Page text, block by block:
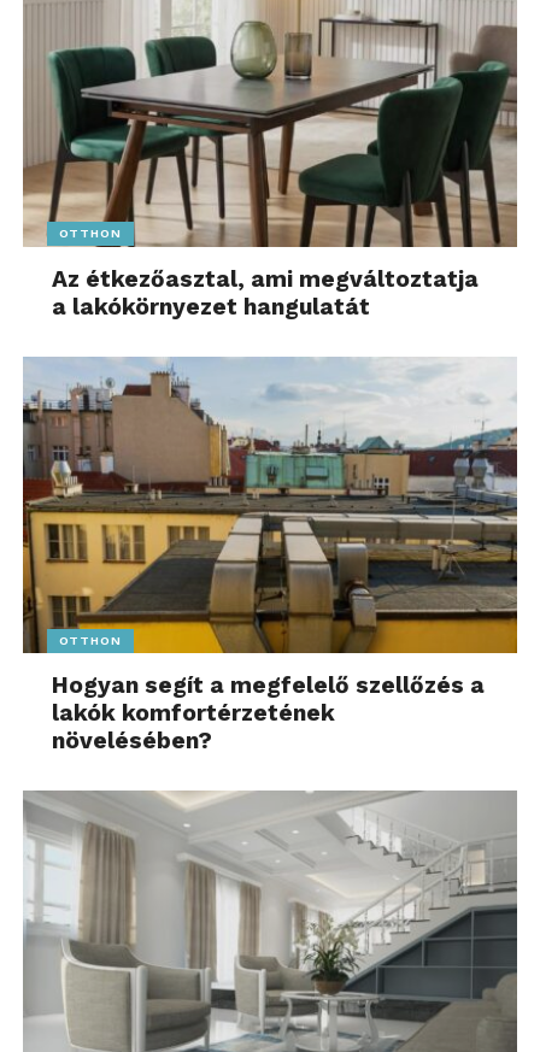
OTTHON
Az étkezőasztal, ami megváltoztatja
a lakókörnyezet hangulatát
OTTHON
Hogyan segít a megfelelő szellőzés a
lakók komfortérzetének
növelésében?